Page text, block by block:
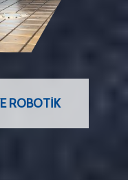
ROBOTIK